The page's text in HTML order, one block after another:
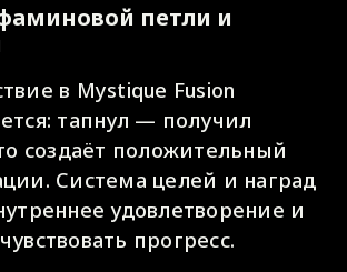
петли и
в Mystique Fusion
тапнул — получил
создаёт положительный
Система целей и наград
удовлетворение и
прогресс.